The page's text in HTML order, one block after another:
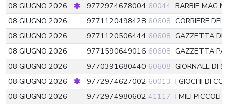
08 GIUGNO 2026
9772974678004 60044 BARBIE MAG
08 GIUGNO 2026
9771120498428 60608 CORRIERE
08 GIUGNO 2026
9771120506444 60608 GAZZETTA
08 GIUGNO 2026
9771590649016 60608 GAZZETTA
08 GIUGNO 2026
9770391680440 60608 GIORNALE DI
08 GIUGNO 2026
9772974627002 60013 I GIOCHI DI
08 GIUGNO 2026
9772974980602 41117 I MIEI PICCOLI